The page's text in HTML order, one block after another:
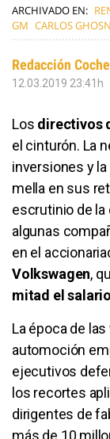
ARCHIVADO EN:
GM CARLOS GHOSN
Redacción
12.03.2019 23:41h
Los directivos
el cinturón. La
inversiones y
mella en sus
escrutinio de
algunas
en el
Volkswagen,
mitad el
La época de
automoción
ejecutivos
los recortes
dirigentes de
más de 10